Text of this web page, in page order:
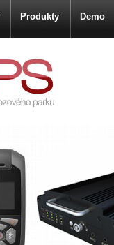
Produkty Demo